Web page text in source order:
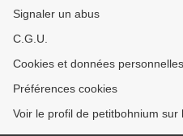
Signaler un abus
C.G.U.
Cookies et données personnelles
Préférences cookies
Voir le profil de petitbohnium sur